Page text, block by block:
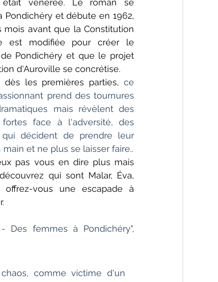
vénérée. Le roman se
Pondichéry et débute en 1962,
mois avant que la Constitution
est modifiée pour créer le
Pondichéry et que le projet
d'Auroville se concrétise.
dès les premières parties, ce
prend des tournures
mais révèlent des
fortes face à l'adversité, des
qui décident de prendre leur
pas vous en dire plus mais
qui sont Malar, Éva,
vous une escapade à
Des femmes à Pondichéry",
comme victime d'un